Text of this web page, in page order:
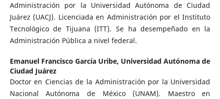
Administración por la Universidad Autónoma de Ciudad
Juárez (UACJ). Licenciada en Administración por el Instituto
Tecnológico de Tijuana (ITT). Se ha desempeñado en la
Administración Pública a nivel federal.
Emanuel Francisco García Uribe, Universidad Autónoma de
Ciudad Juárez
Doctor en Ciencias de la Administración por la Universidad
Nacional Autónoma de México (UNAM). Maestro en